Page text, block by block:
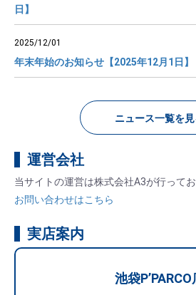
日】
2025/12/01
年末年始のお知らせ【2025年12月1日】
ニュース一覧を見
運営会社
当サイトの運営は株式会社A3が行ってお
お問い合わせはこちら
実店案内
池袋PʼPARCO